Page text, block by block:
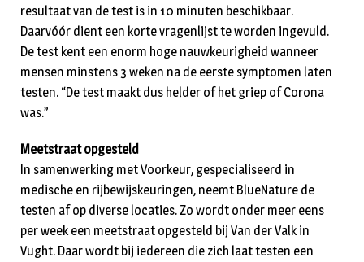
resultaat van de test is in 10 minuten beschikbaar.
Daarvóór dient een korte vragenlijst te worden ingevuld.
De test kent een enorm hoge nauwkeurigheid wanneer
mensen minstens 3 weken na de eerste symptomen laten
testen. “De test maakt dus helder of het griep of Corona
was.”
Meetstraat opgesteld
In samenwerking met Voorkeur, gespecialiseerd in
medische en rijbewijskeuringen, neemt BlueNature de
testen af op diverse locaties. Zo wordt onder meer eens
per week een meetstraat opgesteld bij Van der Valk in
Vught. Daar wordt bij iedereen die zich laat testen een